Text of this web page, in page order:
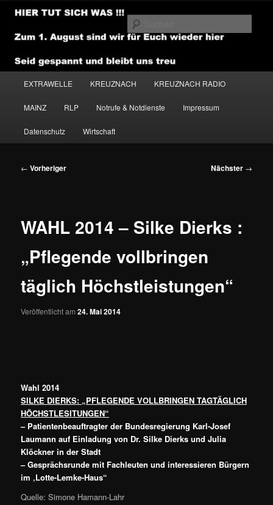
Zum
primären
Inhalt
NEWSHOUSE.MEDIA
EXTRAWELLE KREUZNACH KREUZNACH RADIO
MAINZ RLP Notrufe & Notdienste Impressum
Datenschutz Wirtschaft
Beitragsnavigation
← Vorheriger Nächster →
WAHL 2014 – Silke Dierks :
„Pflegende vollbringen
täglich Höchstleistungen“
Veröffentlicht am24. Mai 2014
Wahl 2014
SILKE DIERKS: „PFLEGENDE VOLLBRINGEN TAGTÄGLICH
HÖCHSTLESITUNGEN“
– Patientenbeauftragter der Bundesregierung Karl-Josef
Laumann auf Einladung von Dr. Silke Dierks und Julia
Klöckner in der Stadt
– Gesprächsrunde mit Fachleuten und interessieren Bürgern
im ‚Lotte-Lemke-Haus“
Quelle: Simone Hamann-Lahr